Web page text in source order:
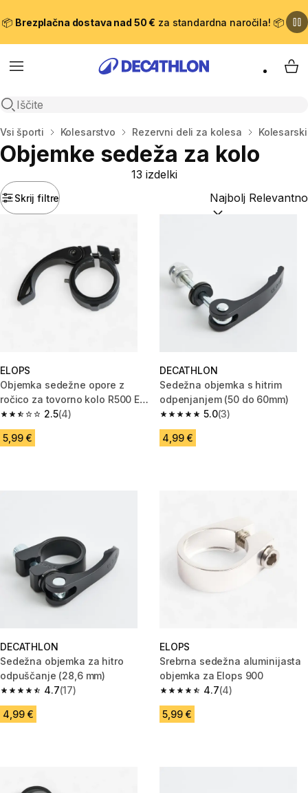
📦 Brezplačna dostava nad 50 € za standardna naročila! 📦
Meni
Odpri iskanje
Domov
Vsi športi Kolesarstvo Rezervni deli za kolesa
Objemke sedeža za kolo
Skrij filtre
13 izdelki
Razvrsti po:
ELOPS
Objemka sedežne opore z
ročico za tovorno kolo R500 E
(40 mm/34 mm)
2.5
2.5 od 5 zvezdic from 4 ocene
(4)
5,99 €
DECATHLON
Sedežna objemka s hitrim
odpenjanjem (50 do 60mm)
5.0
5.0 od 5 zvezdic from 3 ocene
(3)
4,99 €
DECATHLON
Sedežna objemka za hitro
odpuščanje (28,6 mm)
4.7
4.7 od 5 zvezdic from 17 ocene
(17)
4,99 €
ELOPS
Srebrna sedežna aluminijasta
objemka za Elops 900
4.7
4.7 od 5 zvezdic from 4 ocene
(4)
5,99 €